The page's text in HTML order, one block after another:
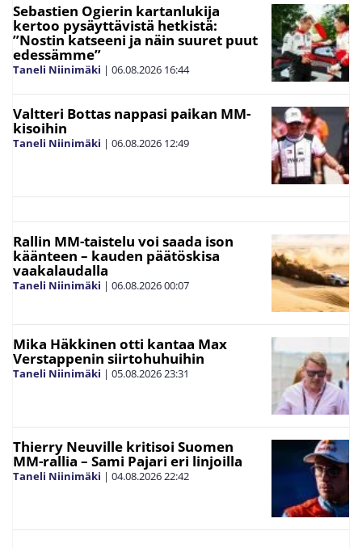
Sebastien Ogierin kartanlukija
kertoo pysäyttävistä hetkistä:
”Nostin katseeni ja näin suuret puut
edessämme”
Taneli Niinimäki | 06.08.2026 16:44
Valtteri Bottas nappasi paikan MM-
kisoihin
Taneli Niinimäki | 06.08.2026 12:49
Rallin MM-taistelu voi saada ison
käänteen – kauden päätöskisa
vaakalaudalla
Taneli Niinimäki | 06.08.202600:07
Mika Häkkinen otti kantaa Max
Verstappenin siirtohuhuihin
Taneli Niinimäki | 05.08.202623:31
Thierry Neuville kritisoi Suomen
MM-rallia – Sami Pajari eri linjoilla
Taneli Niinimäki | 04.08.202622:42